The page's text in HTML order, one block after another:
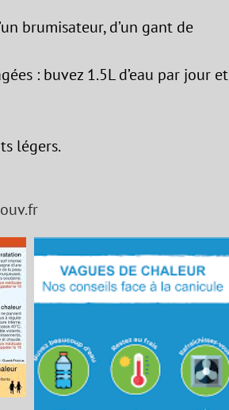
brumisateur, d’un gant de
: buvez 1.5L d’eau par jour et
légers.